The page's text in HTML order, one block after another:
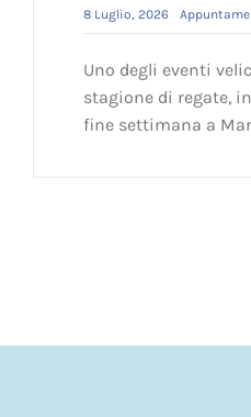
8 Luglio, 2026
Uno degli eventi
stagione di regate,
fine settimana a